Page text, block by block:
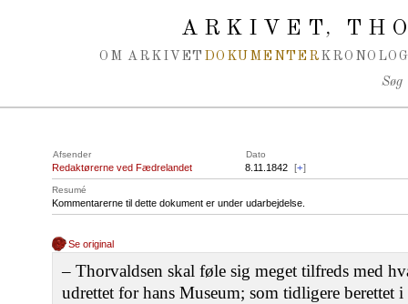
ARKIVET,
OM ARKIVET DOKUMENTER
Søg
Afsender Dato
Redaktørerne ved Fædrelandet 8.11.1842 [+]
Resumé
Kommentarerne til dette dokument er under udarbejdelse.
Se original
‒ Thorvaldsen skal føle sig meget tilfreds med
udrettet for hans Museum; som tidligere berettet